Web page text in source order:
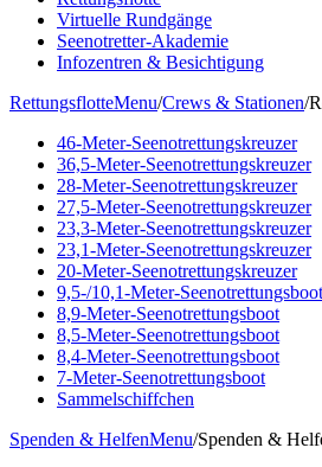
Virtuelle Rundgänge
Seenotretter-Akademie
Infozentren & Besichtigung
RettungsflotteMenu/Crews & Stationen/
46-Meter-Seenotrettungskreuzer
36,5-Meter-Seenotrettungskreuzer
28-Meter-Seenotrettungskreuzer
27,5-Meter-Seenotrettungskreuzer
23,3-Meter-Seenotrettungskreuzer
23,1-Meter-Seenotrettungskreuzer
20-Meter-Seenotrettungskreuzer
9,5-/10,1-Meter-Seenotrettungsboot
8,9-Meter-Seenotrettungsboot
8,5-Meter-Seenotrettungsboot
8,4-Meter-Seenotrettungsboot
7-Meter-Seenotrettungsboot
Sammelschiffchen
Spenden & HelfenMenu/Spenden &